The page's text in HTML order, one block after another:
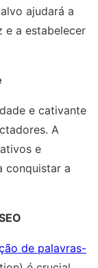
ajudará a
e a estabelecer
e cativante
A
e
conquistar a
de palavras-